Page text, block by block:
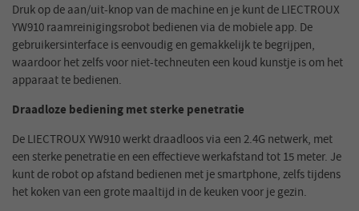
Druk op de aan/uit-knop van de machine en je kunt de LIECTROUX
YW910 raamreinigingsrobot bedienen via de mobiele app. De
gebruikersinterface is eenvoudig en gemakkelijk te begrijpen,
waardoor het zelfs voor niet-techneuten een koud kunstje is om het
apparaat te bedienen.
Draadloze bediening met sterke penetratie
De LIECTROUX YW910 werkt draadloos via een 2.4G netwerk, met
een sterke penetratie en een effectieve werkafstand tot 15 meter. Je
kunt de robot op afstand bedienen met je smartphone, zelfs tijdens
het koken van een grote maaltijd in de keuken voor je gezin.